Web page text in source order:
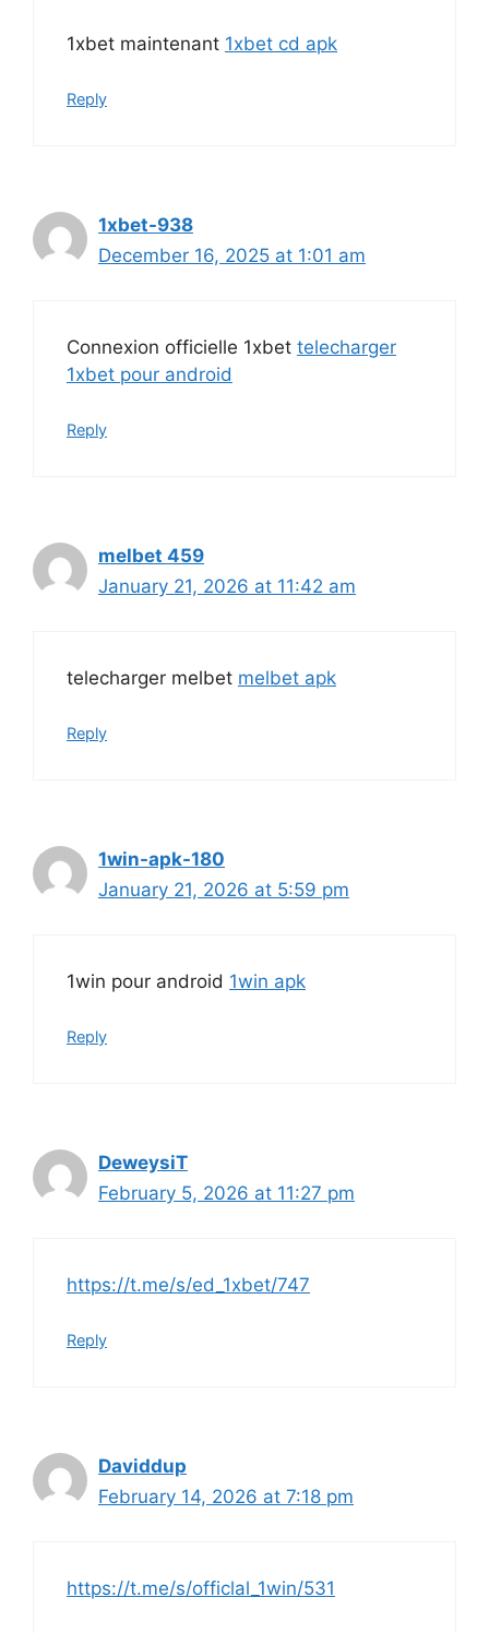
1xbet maintenant 1xbet cd apk
Reply
1xbet-938
December 16, 2025 at 1:01 am
Connexion officielle 1xbet telecharger
1xbet pour android
Reply
melbet 459
January 21, 2026 at 11:42 am
telecharger melbet melbet apk
Reply
1win-apk-180
January 21, 2026 at 5:59 pm
1win pour android 1win apk
Reply
DeweysiT
February 5, 2026 at 11:27 pm
https://t.me/s/ed_1xbet/747
Reply
Daviddup
February 14, 2026 at 7:18 pm
https://t.me/s/officlal_1win/531